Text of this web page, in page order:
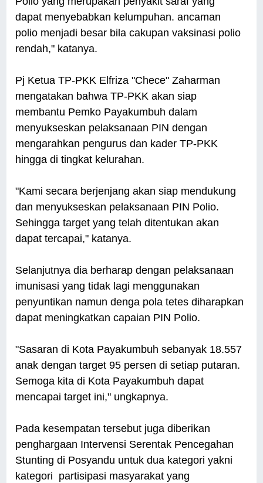
dapat menyebabkan kelumpuhan. ancaman
polio menjadi besar bila cakupan vaksinasi polio
rendah," katanya.
Pj Ketua TP-PKK Elfriza "Chece" Zaharman
mengatakan bahwa TP-PKK akan siap
membantu Pemko Payakumbuh dalam
menyukseskan pelaksanaan PIN dengan
mengarahkan pengurus dan kader TP-PKK
hingga di tingkat kelurahan.
"Kami secara berjenjang akan siap mendukung
dan menyukseskan pelaksanaan PIN Polio.
Sehingga target yang telah ditentukan akan
dapat tercapai," katanya.
Selanjutnya dia berharap dengan pelaksanaan
imunisasi yang tidak lagi menggunakan
penyuntikan namun denga pola tetes diharapkan
dapat meningkatkan capaian PIN Polio.
"Sasaran di Kota Payakumbuh sebanyak 18.557
anak dengan target 95 persen di setiap putaran.
Semoga kita di Kota Payakumbuh dapat
mencapai target ini," ungkapnya.
Pada kesempatan tersebut juga diberikan
penghargaan Intervensi Serentak Pencegahan
Stunting di Posyandu untuk dua kategori yakni
kategori partisipasi masyarakat yang